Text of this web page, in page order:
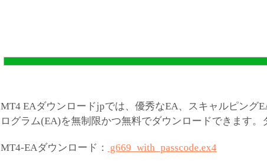
MT4 EAダウンロードjpでは、優秀なEA、スキャルピング
ログラム(EA)を無制限かつ無料でダウンロードできます。
MT4-EAダウンロード： g669_with_passcode.ex4